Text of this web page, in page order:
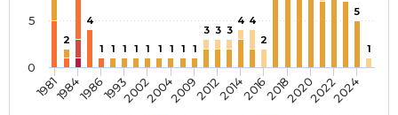
2
4
1 1 1 1 1 1 1 1 1
3 3 3
4 4
2
5
1
19811984198619932002200420092012201420162018202020222024
0
5